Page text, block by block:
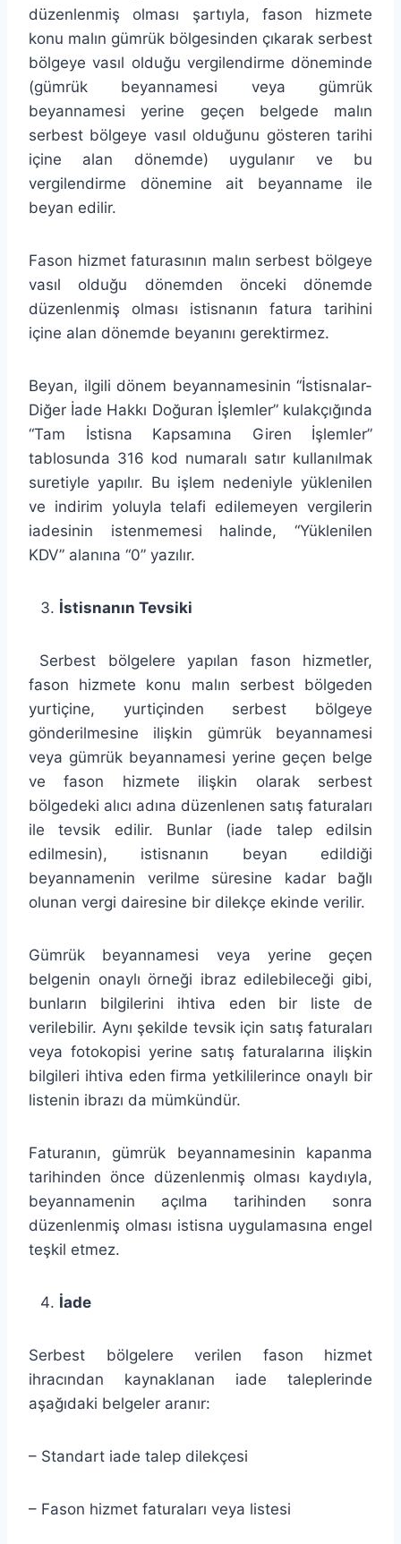
düzenlenmiş olması şartıyla, fason hizmete
konu malın gümrük bölgesinden çıkarak serbest
bölgeye vasıl olduğu vergilendirme döneminde
(gümrük beyannamesi veya gümrük
beyannamesi yerine geçen belgede malın
serbest bölgeye vasıl olduğunu gösteren tarihi
içine alan dönemde) uygulanır ve bu
vergilendirme dönemine ait beyanname ile
beyan edilir.
Fason hizmet faturasının malın serbest bölgeye
vasıl olduğu dönemden önceki dönemde
düzenlenmiş olması istisnanın fatura tarihini
içine alan dönemde beyanını gerektirmez.
Beyan, ilgili dönem beyannamesinin “İstisnalar-
Diğer İade Hakkı Doğuran İşlemler” kulakçığında
“Tam İstisna Kapsamına Giren İşlemler”
tablosunda 316 kod numaralı satır kullanılmak
suretiyle yapılır. Bu işlem nedeniyle yüklenilen
ve indirim yoluyla telafi edilemeyen vergilerin
iadesinin istenmemesi halinde, “Yüklenilen
KDV” alanına “0” yazılır.
İstisnanın Tevsiki
Serbest bölgelere yapılan fason hizmetler,
fason hizmete konu malın serbest bölgeden
yurtiçine, yurtiçinden serbest bölgeye
gönderilmesine ilişkin gümrük beyannamesi
veya gümrük beyannamesi yerine geçen belge
ve fason hizmete ilişkin olarak serbest
bölgedeki alıcı adına düzenlenen satış faturaları
ile tevsik edilir. Bunlar (iade talep edilsin
edilmesin), istisnanın beyan edildiği
beyannamenin verilme süresine kadar bağlı
olunan vergi dairesine bir dilekçe ekinde verilir.
Gümrük beyannamesi veya yerine geçen
belgenin onaylı örneği ibraz edilebileceği gibi,
bunların bilgilerini ihtiva eden bir liste de
verilebilir. Aynı şekilde tevsik için satış faturaları
veya fotokopisi yerine satış faturalarına ilişkin
bilgileri ihtiva eden firma yetkililerince onaylı bir
listenin ibrazı da mümkündür.
Faturanın, gümrük beyannamesinin kapanma
tarihinden önce düzenlenmiş olması kaydıyla,
beyannamenin açılma tarihinden sonra
düzenlenmiş olması istisna uygulamasına engel
teşkil etmez.
İade
Serbest bölgelere verilen fason hizmet
ihracından kaynaklanan iade taleplerinde
aşağıdaki belgeler aranır:
– Standart iade talep dilekçesi
– Fason hizmet faturaları veya listesi